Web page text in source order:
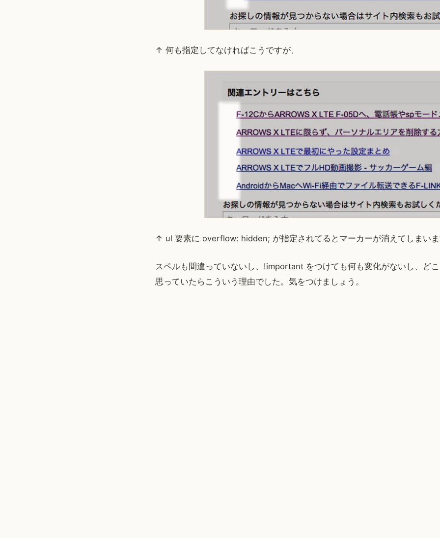
↑ 何も指定してなければこうですが、
↑ ul 要素に overflow: hidden; が指定されてるとマーカーが消えてしまい
スペルも間違っていないし、!important をつけても何も変化がないし、ど
思っていたらこういう理由でした。気をつけましょう。